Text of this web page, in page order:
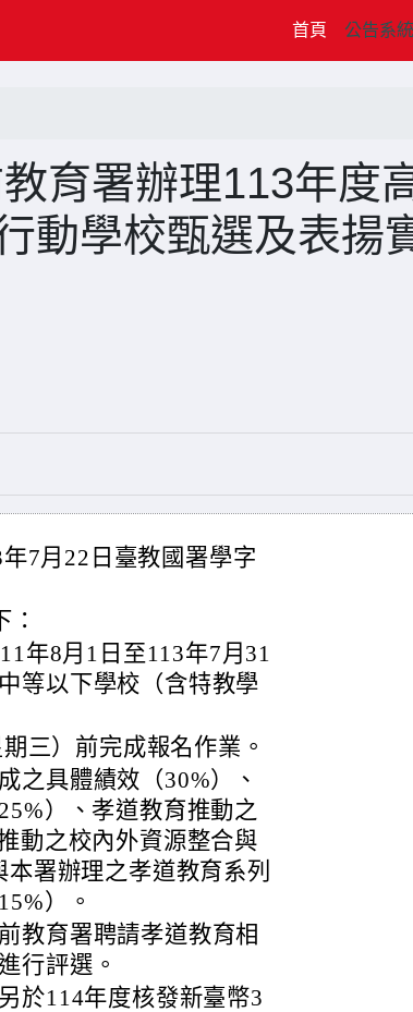
首頁(current)
公告系統
育署辦理113年度
動學校甄選及表揚
7月22日臺教國署學字
年8月1日至113年7月31
等以下學校（含特教學
三）前完成報名作業。
之具體績效（30%）、
）、孝道教育推動之
動之校內外資源整合與
署辦理之孝道教育系列
）。
教育署聘請孝道教育相
行評選。
於114年度核發新臺幣3